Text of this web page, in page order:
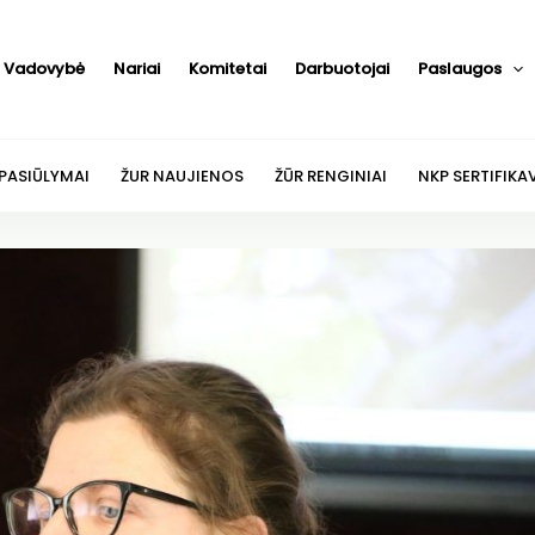
Vadovybė Nariai Komitetai Darbuotojai Paslaugos
ŽUR NAUJIENOS ŽŪR RENGINIAI NKP